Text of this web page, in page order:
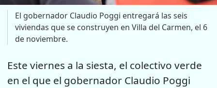
El gobernador Claudio Poggi entregará las seis
viviendas que se construyen en Villa del Carmen, el 6
de noviembre.
Este viernes a la siesta, el colectivo verde
en el que el gobernador Claudio Poggi